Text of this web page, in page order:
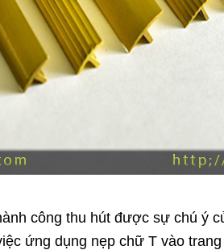
công thu hút được sự chú ý
ứng dụng nẹp chữ T vào